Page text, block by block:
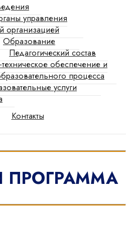
управления
организацией
Образование
Педагогический состав
обеспечение и
процесса
услуги
Контакты
ПРОГРАММА